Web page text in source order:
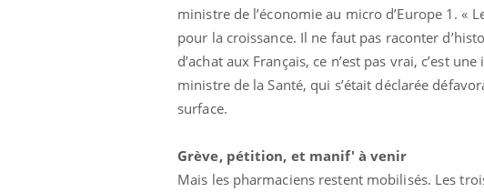
ministre de l’économie au micro d’Europe 1. «
pour la croissance. Il ne faut pas raconter
d’achat aux Français, ce n’est pas vrai, c’est
ministre de la Santé, qui s’était déclarée
surface.
Grève, pétition, et manif' à venir
Mais les pharmaciens restent mobilisés. Les